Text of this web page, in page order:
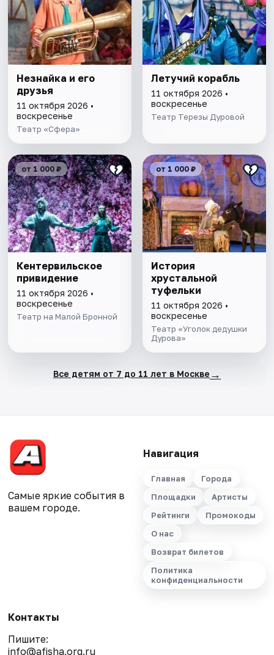
Незнайка и его
друзья
11 октября 2026 •
воскресенье
Театр «Сфера»
Летучий корабль
11 октября 2026 •
воскресенье
Театр Терезы Дуровой
от 1 000 ₽
Кентервильское
привидение
11 октября 2026 •
воскресенье
Театр на Малой Бронной
от 1 000 ₽
История
хрустальной
туфельки
11 октября 2026 •
воскресенье
Театр «Уголок дедушки
Дурова»
Все детям от 7 до 11 лет в Москве →
Самые яркие события в
вашем городе.
Навигация
Главная
Города
Площадки
Артисты
Рейтинги
Промокоды
О нас
Возврат билетов
Политика
конфиденциальности
Контакты
Пишите:
info@afisha.org.ru